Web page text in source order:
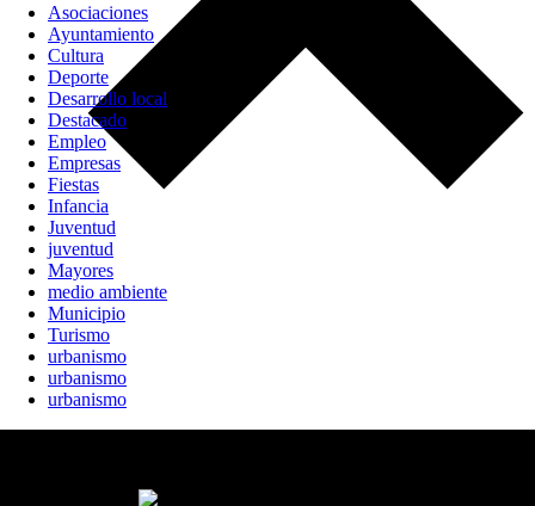
Asociaciones
Ayuntamiento
Cultura
Deporte
Desarrollo local
Destacado
Empleo
Empresas
Fiestas
Infancia
Juventud
juventud
Mayores
medio ambiente
Municipio
Turismo
urbanismo
urbanismo
urbanismo